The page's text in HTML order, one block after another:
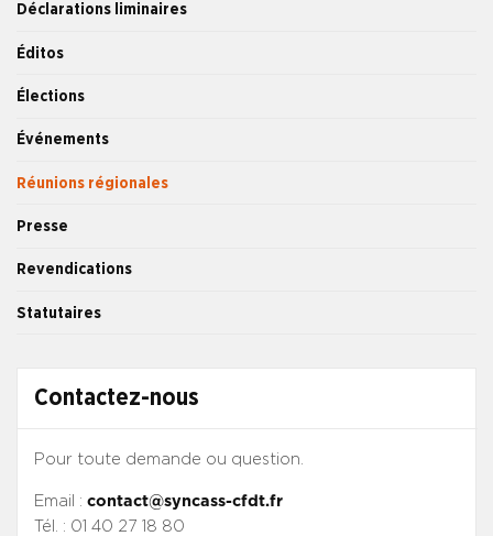
Déclarations liminaires
Éditos
Élections
Événements
Réunions régionales
Presse
Revendications
Statutaires
Contactez-nous
Pour toute demande ou question.
Email : contact@syncass-cfdt.fr
Tél. : 01 40 27 18 80